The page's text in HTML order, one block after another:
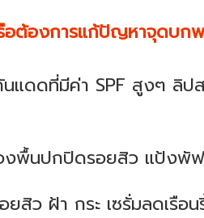
อต้องการแก้ปัญหาจุดบก
นแดดที่มีค่า SPF สูงๆ ลิ
งพื้นปกปิดรอยสิว แป้งพั
ว ฝ้า กระ เซรั่มลดเรือน